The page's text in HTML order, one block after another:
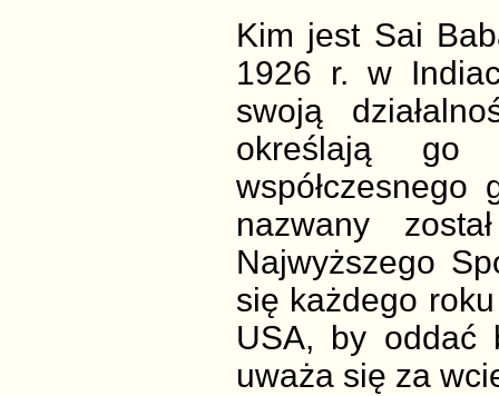
Kim jest Sai
1926 r. w
swoją
określają go
nazwany
Najwyższego
się każdego
USA, by oddać
uważa się za